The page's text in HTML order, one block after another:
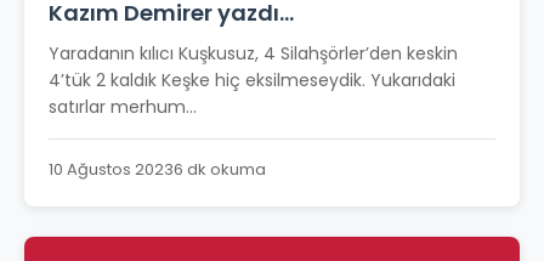
Kazım Demirer yazdı…
Yaradanın kılıcı Kuşkusuz, 4 Silahşörler’den keskin
4’tük 2 kaldık Keşke hiç eksilmeseydik. Yukarıdaki
satırlar merhum...
10 Ağustos 20236 dk okuma